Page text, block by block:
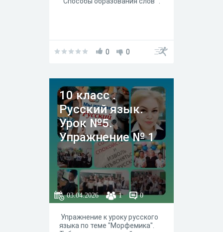
0 0
10 класс .
Русский язык.
Урок №5.
Упражнение № 1
03.04.2026 1 0
Упражнение к уроку русского
языка по теме "Морфемика".